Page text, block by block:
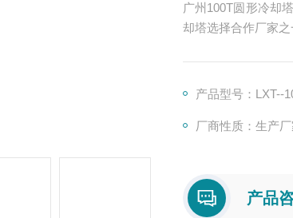
广州100T圆形冷却
却塔选择合作厂家
产品型号：LXT--
厂商性质：生产厂
产品